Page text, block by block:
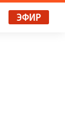
ЭФИР